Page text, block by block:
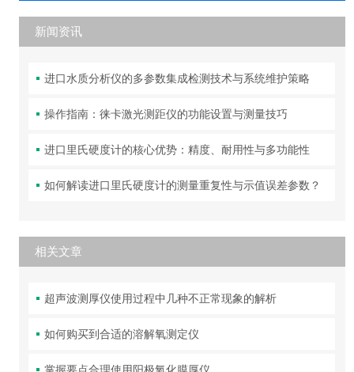
新闻资讯
进口水质分析仪的多参数集成检测技术与系统维护策略
操作指南：徕卡激光测距仪的功能设置与测量技巧
进口里氏硬度计的核心优势：精度、耐用性与多功能性
如何解读进口里氏硬度计的测量重复性与示值误差参数？
相关文章
超声波测厚仪使用过程中几种不正常现象的解析
如何购买到合适的溶解氧测定仪